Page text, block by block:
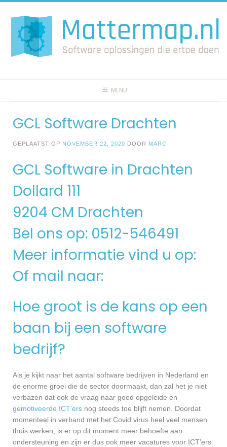
naar
inhoud
MENU
GCL Software Drachten
GEPLAATST OP NOVEMBER 22, 2020 DOOR MARC
GCL Software in Drachten
Dollard 111
9204 CM Drachten
Bel ons op: 0512-546491
Meer informatie vind u op:
Of mail naar:
Hoe groot is de kans op een
baan bij een software
bedrijf?
Als je kijkt naar het aantal software bedrijven in Nederland en
de enorme groei die de sector doormaakt, dan zal het je niet
verbazen dat ook de vraag naar goed opgeleide en
gemotiveerde ICT’ers nog steeds toe blijft nemen. Doordat
momenteel in verband met het Covid virus heel veel mensen
thuis werken, is er op dit moment meer behoefte aan
ondersteuning en zijn er dus ook meer vacatures voor ICT’ers.